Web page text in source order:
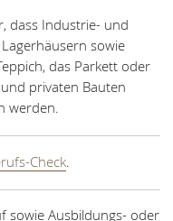
dass Industrie- und
sowie
das Parkett oder
privaten Bauten
werden.
Check
sowie Ausbildungs- oder